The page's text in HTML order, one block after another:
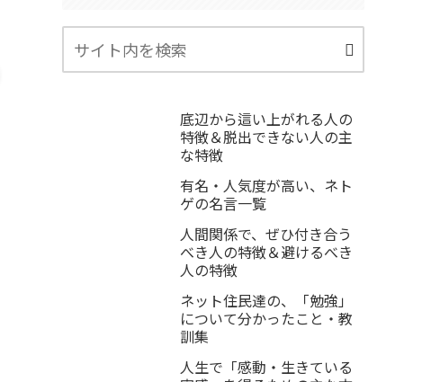
底辺から這い上がれる人の
特徴＆脱出できない人の主
な特徴
有名・人気度が高い、ネト
ゲの名言一覧
人間関係で、ぜひ付き合う
べき人の特徴＆避けるべき
人の特徴
ネット住民達の、「勉強」
について分かったこと・教
訓集
人生で「感動・生きている